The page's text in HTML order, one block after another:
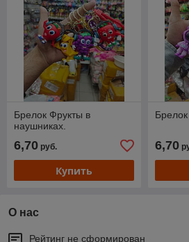
Брелок Фрукты в
наушниках.
6,70 руб.
Купить
6,70
О нас
Рейтинг не сформирован